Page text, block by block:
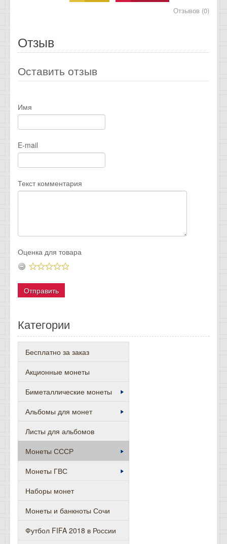
Отзывов (0)
Отзыв
Оставить отзыв
Имя
E-mail
Текст комментария
Оценка для товара
Категории
Бесплатно за заказ
Акционные монеты
Биметаллические монеты
Альбомы для монет
Листы для альбомов
Монеты СССР
Монеты ГВС
Наборы монет
Монеты и банкноты Сочи
Футбол FIFA 2018 в России